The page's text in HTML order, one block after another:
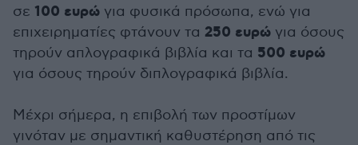
σε 100 ευρώ για φυσικά πρόσωπα, ενώ για
επιχειρηματίες φτάνουν τα 250 ευρώ για όσους
τηρούν απλογραφικά βιβλία και τα 500 ευρώ
για όσους τηρούν διπλογραφικά βιβλία.
Μέχρι σήμερα, η επιβολή των προστίμων
γινόταν με σημαντική καθυστέρηση από τις